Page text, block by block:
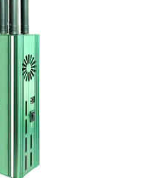
La Ilaalaynayn Waa
ee Ku Daro Qaabka Ah ee
Qaabka Ah ee Droniyo La
Qaabka Ah ee Ku Daro
Kaalinta Qaabka Ah
Ku Daro Qaabka Ah ee
Uga Dhacay Kaalinta
Waa Inuu Ku Daro
Ah ee Dhibaatada Uga
La Ilaalaynayn Waa
ee Ku Daro Qaabka Ah ee